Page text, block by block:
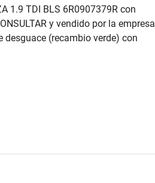
1.9 TDI BLS 6R0907379R con
y vendido por la empresa
desguace (recambio verde) con